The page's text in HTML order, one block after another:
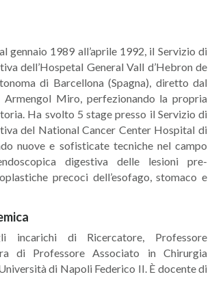
gennaio 1989 all’aprile 1992, il Servizio di
dell’Hospetal General Vall d’Hebron de
di Barcellona (Spagna), diretto dal
Armengol Miro, perfezionando la propria
Ha svolto 5 stage presso il Servizio di
del National Cancer Center Hospital di
nuove e sofisticate tecniche nel campo
digestiva delle lesioni pre-
precoci dell’esofago, stomaco e
incarichi di Ricercatore, Professore
di Professore Associato in Chirurgia
di Napoli Federico II. È docente di